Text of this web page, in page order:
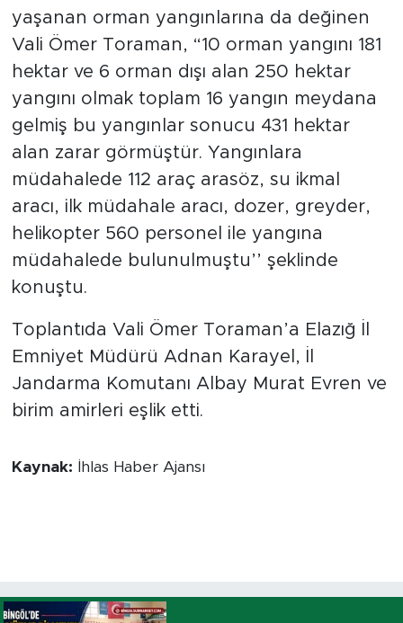
yaşanan orman yangınlarına da değinen
Vali Ömer Toraman, “10 orman yangını 181
hektar ve 6 orman dışı alan 250 hektar
yangını olmak toplam 16 yangın meydana
gelmiş bu yangınlar sonucu 431 hektar
alan zarar görmüştür. Yangınlara
müdahalede 112 araç arasöz, su ikmal
aracı, ilk müdahale aracı, dozer, greyder,
helikopter 560 personel ile yangına
müdahalede bulunulmuştu’’ şeklinde
konuştu.
Toplantıda Vali Ömer Toraman’a Elazığ İl
Emniyet Müdürü Adnan Karayel, İl
Jandarma Komutanı Albay Murat Evren ve
birim amirleri eşlik etti.
Kaynak: İhlas Haber Ajansı